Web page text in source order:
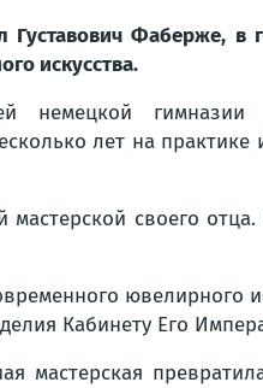
Фаберже, в
искусства.
гимназии
лет на
мастерской своего
ювелирного
Кабинету Его
мастерская